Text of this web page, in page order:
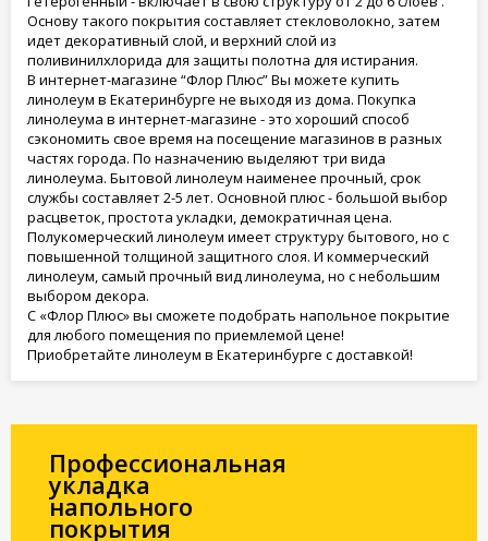
Основу такого покрытия составляет стекловолокно, затем
идет декоративный слой, и верхний слой из
поливинилхлорида для защиты полотна для истирания.
В интернет-магазине “Флор Плюс” Вы можете купить
линолеум в Екатеринбурге не выходя из дома. Покупка
линолеума в интернет-магазине - это хороший способ
сэкономить свое время на посещение магазинов в разных
частях города. По назначению выделяют три вида
линолеума. Бытовой линолеум наименее прочный, срок
службы составляет 2-5 лет. Основной плюс - большой выбор
расцветок, простота укладки, демократичная цена.
Полукомерческий линолеум имеет структуру бытового, но с
повышенной толщиной защитного слоя. И коммерческий
линолеум, самый прочный вид линолеума, но с небольшим
выбором декора.
С «Флор Плюс» вы сможете подобрать напольное покрытие
для любого помещения по приемлемой цене!
Приобретайте линолеум в Екатеринбурге с доставкой!
Профессиональная
укладка
напольного
покрытия